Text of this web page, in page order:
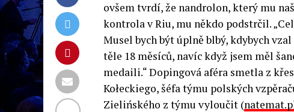
ovšem tvrdí, že nandrolon, který mu
kontrola v Riu, mu někdo podstrčil.
Musel bych být úplně blbý, kdybych
těle 18 měsíců, navíc když jsem měl
medaili.“Dopingová aféra smetla z
Kołeckiego, šéfa týmu polských
Zielińského z týmu vyloučit (